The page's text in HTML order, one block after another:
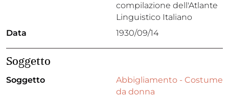
compilazione dell'Atlante
Linguistico Italiano
Data
1930/09/14
Soggetto
Soggetto
Abbigliamento - Costume
da donna